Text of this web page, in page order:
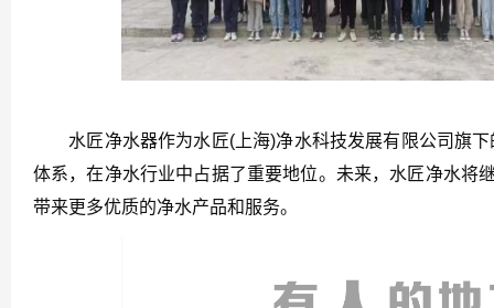
水匠净水器作为水匠(上海)净水科技发展有限公司旗下
体系，在净水行业中占据了重要地位。未来，水匠净水将
带来更多优质的净水产品和服务。